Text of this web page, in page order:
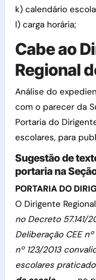
k) calendário
l) carga horária;
Cabe ao
Regional
Análise do
com o parecer da
Portaria do
escolares, para
Sugestão de
portaria na
PORTARIA DO
O Dirigente
no Decreto 57.141/
Deliberação CEE
nº 123/2013
escolares